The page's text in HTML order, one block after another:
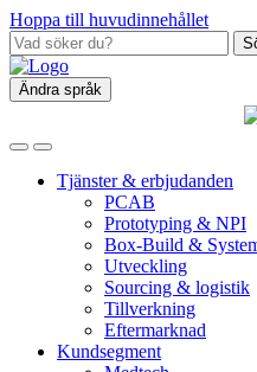
Hoppa till huvudinnehållet
Ändra språk
Tjänster & erbjudanden
PCAB
Prototyping & NPI
Box‑Build &
Utveckling
Sourcing & logistik
Tillverkning
Eftermarknad
Kundsegment